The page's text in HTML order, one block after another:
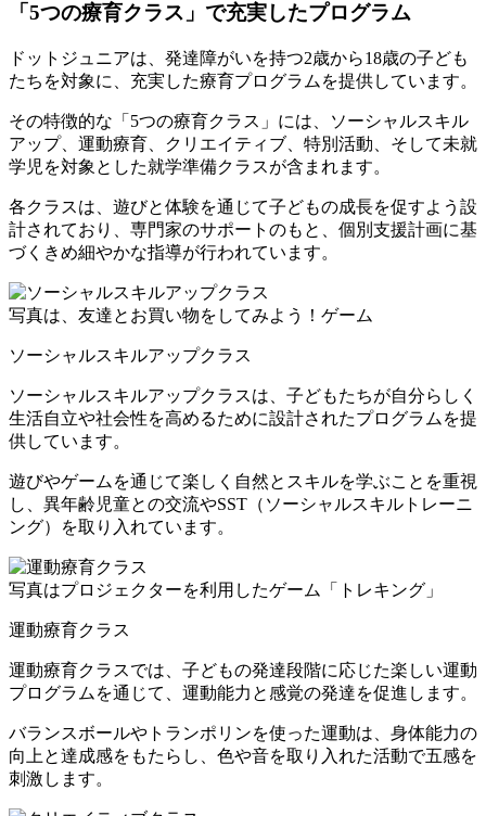
「5つの療育クラス」で充実したプログラム
ドットジュニアは、発達障がいを持つ2歳から18歳の子ども
たちを対象に、充実した療育プログラムを提供しています。
その特徴的な「5つの療育クラス」には、
ソーシャルスキル
アップ、運動療育、クリエイティブ、特別活動、そして未就
学児を対象とした就学準備クラスが含まれます。
各クラスは、 遊びと体験を通じて子どもの成長を促すよう設
計されており、 専門家のサポートのもと、個別支援計画に基
づくきめ細やかな指導が行われています。
写真は、友達とお買い物をしてみよう！ゲーム
ソーシャルスキルアップクラス
ソーシャルスキルアップクラスは、 子どもたちが自分らしく
生活自立や社会性を高めるために設計されたプログラムを提
供しています。
遊びやゲームを通じて楽しく自然とスキルを学ぶことを重視
し、異年齢児童との交流やSST（ソーシャルスキルトレーニ
ング）を取り入れています。
写真はプロジェクターを利用したゲーム「トレキング」
運動療育クラス
運動療育クラスでは、 子どもの発達段階に応じた楽しい運動
プログラムを通じて、運動能力と感覚の発達を促進 します。
バランスボールやトランポリンを使った運動は、身体能力の
向上と達成感をもたらし、色や音を取り入れた活動で五感を
刺激します。